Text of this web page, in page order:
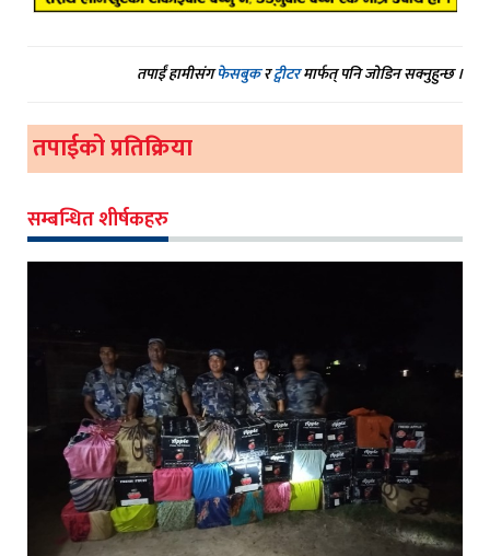
तपाईं हामीसंगफेसबुकरट्वीटरमार्फत् पनि जोडिन सक्नुहुन्छ ।
तपाईको प्रतिक्रिया
सम्बन्धित शीर्षकहरु